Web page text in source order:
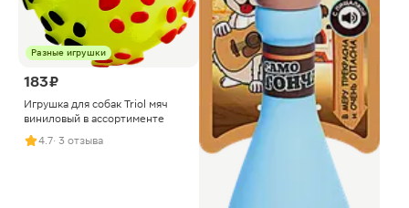
Разные игрушки
183 ₽
Игрушка для собак Triol мяч
виниловый в ассортименте
4.7· 3 отзыва